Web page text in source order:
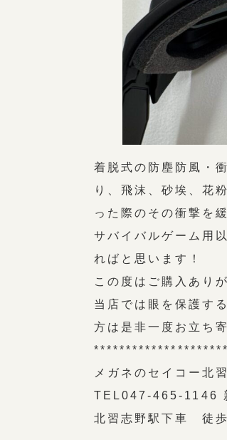
着脱式の防塵防風・
り、飛沫、砂埃、花
った際のその衝撃を
サバイバルゲーム用
ればと思います！
この度はご購入あり
当店では眼を保護す
方は是非一度お立ち
メガネのセイコー北
TEL047-465-1146
北習志野駅下車 徒